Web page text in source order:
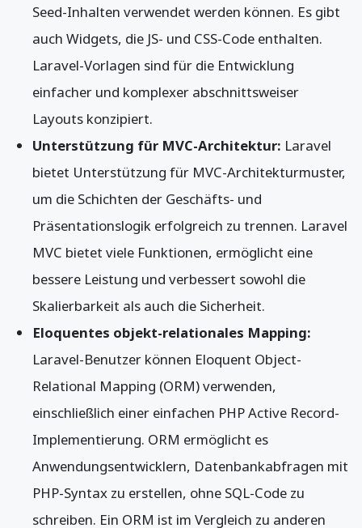
Seed-Inhalten verwendet werden können. Es gibt
auch Widgets, die JS- und CSS-Code enthalten.
Laravel-Vorlagen sind für die Entwicklung
einfacher und komplexer abschnittsweiser
Layouts konzipiert.
Unterstützung für MVC-Architektur: Laravel
bietet Unterstützung für MVC-Architekturmuster,
um die Schichten der Geschäfts- und
Präsentationslogik erfolgreich zu trennen. Laravel
MVC bietet viele Funktionen, ermöglicht eine
bessere Leistung und verbessert sowohl die
Skalierbarkeit als auch die Sicherheit.
Eloquentes objekt-relationales Mapping:
Laravel-Benutzer können Eloquent Object-
Relational Mapping (ORM) verwenden,
einschließlich einer einfachen PHP Active Record-
Implementierung. ORM ermöglicht es
Anwendungsentwicklern, Datenbankabfragen mit
PHP-Syntax zu erstellen, ohne SQL-Code zu
schreiben. Ein ORM ist im Vergleich zu anderen